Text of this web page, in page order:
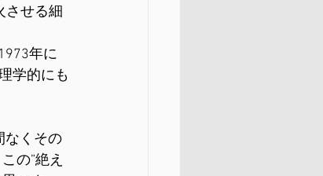
させる細
年に
学的にも
なくその
の”絶え